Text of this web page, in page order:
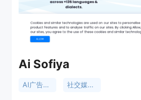
Ai Sofiya
AI广告文案 社交媒体广告